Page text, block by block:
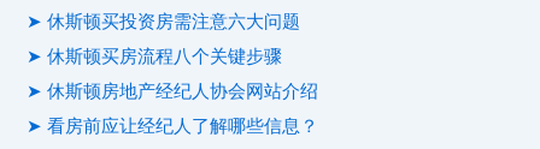
➤ 休斯顿买投资房需注意六大问题
➤ 休斯顿买房流程八个关键步骤
➤ 休斯顿房地产经纪人协会网站介绍
➤ 看房前应让经纪人了解哪些信息？